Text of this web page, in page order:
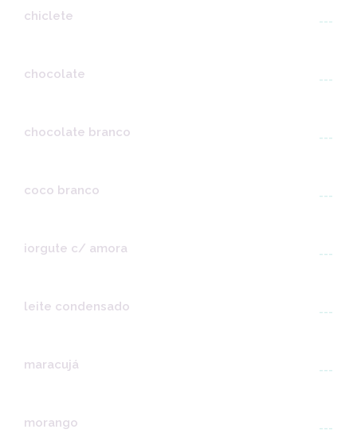
chiclete ---
chocolate ---
chocolate branco ---
coco branco ---
iorgute c/ amora ---
leite condensado ---
maracujá ---
morango ---